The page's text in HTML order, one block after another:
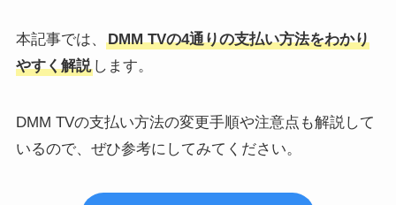
本記事では、
DMM TVの4通りの支払い方法をわかり
やすく解説します。
DMM TVの支払い方法の変更手順や注意点も解説して
いるので、ぜひ参考にしてみてください。